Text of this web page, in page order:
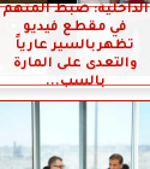
الداخلية: ضبط المتهم
في مقطع فيديو
تظهربالسير عارياً
والتعدى على المارة
بالسب...